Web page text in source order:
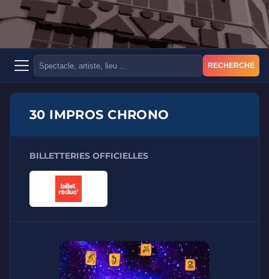
RECHERCHE
30 IMPROS CHRONO
BILLETTERIES OFFICIELLES